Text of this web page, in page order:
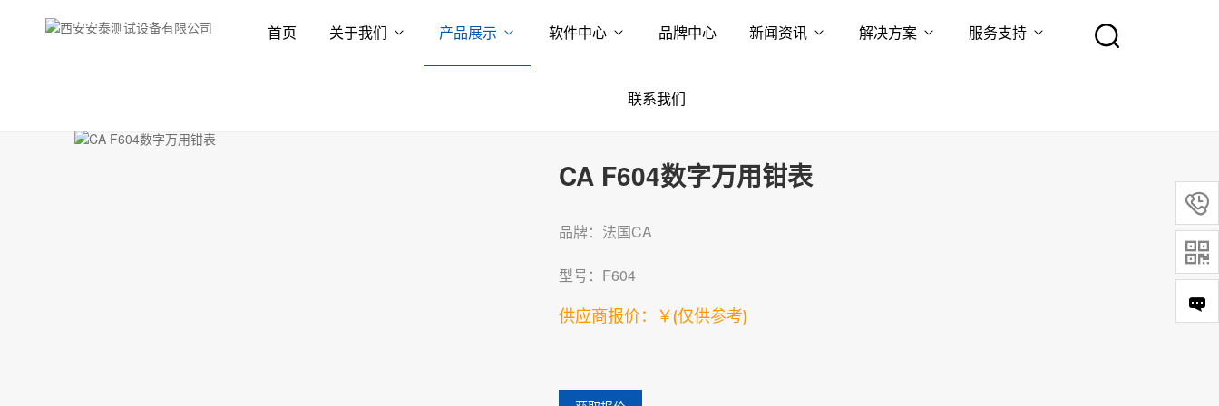
首页 关于我们 产品展示 软件中心 品牌中心 新闻资讯 解决方案 服务支持
联系我们
CA F604数字万用钳表
品牌：法国CA
型号：F604
供应商报价：￥(仅供参考)

